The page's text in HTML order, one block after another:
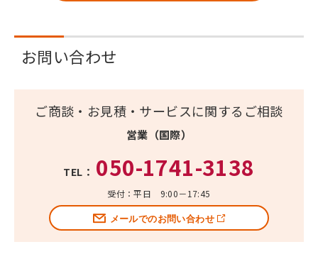
お問い合わせ
ご商談・お見積・サービスに関するご相談
営業（国際）
TEL： 050-1741-3138
受付：平日 9:00－17:45
メールでのお問い合わせ